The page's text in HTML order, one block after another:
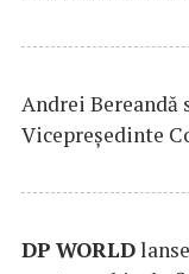
Andrei Bereandă
Vicepreședinte
DP WORLD